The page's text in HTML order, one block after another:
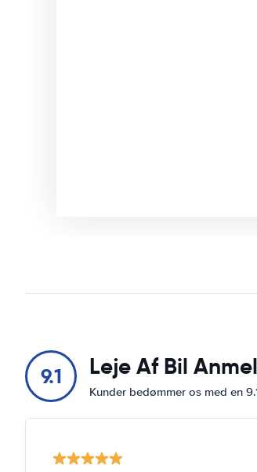
9.1 Leje Af Bil
Kunder bedømmer os med en